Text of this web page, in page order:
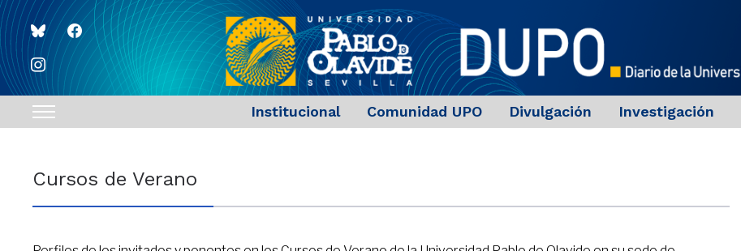
blueskyfacebook
instagram
Toggle
navigation
Institucional Comunidad UPO Divulgación Investigación
Cursos de Verano